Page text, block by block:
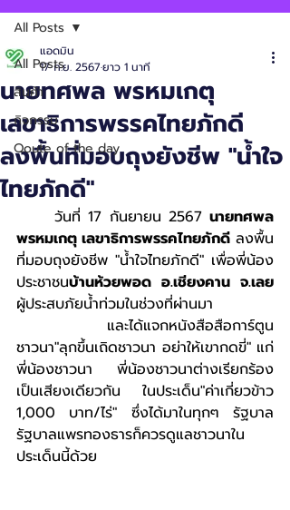
All Posts
สินค้า
กิจกรรม
Qoute of the day
All Posts
นายทศพล พรหมเกตุ
เลขาธิการพรรคไทยภักดี
ลงพื้นที่มอบถุงยังชีพ "น้ำใจ
ไทยภักดี"
แอดมิน
17 ก.ย. 2567ยาว 1 นาที
	วันที่ 17 กันยายน 2567
นายทศพล
พรหมเกตุ เลขาธิการพรรคไทยภักดี ลงพื้น
ที่มอบถุงยังชีพ "น้ำใจไทยภักดี" เพื่อพี่น้อง
ประชาชนบ้านห้วยพอด อ.เชียงคาน จ.เลย
ผู้ประสบภัยน้ำท่วมในช่วงที่ผ่านมา
ชาวนา"ลุกขึ้นเถิดชาวนา อย่าให้เขากดขี่" แก่
พี่น้องชาวนา พี่น้องชาวนาต่างเรียกร้อง
เป็นเสียงเดียวกัน ในประเด็น"ค่าเกี่ยวข้าว
1,000 บาท/ไร่" ซึ่งได้มาในทุกๆ รัฐบาล
รัฐบาลแพรทองธารก็ควรดูแลชาวนาใน
ประเด็นนี้ด้วย